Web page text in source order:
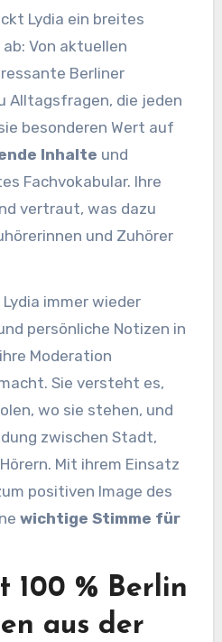
Lydia ein breites
Von aktuellen
Berliner
Alltagsfragen, die jeden
besonderen Wert auf
Inhalte und
Fachvokabular. Ihre
vertraut, was dazu
und Zuhörer
immer wieder
persönliche Notizen in
Moderation
Sie versteht es,
wo sie stehen, und
zwischen Stadt,
Mit ihrem Einsatz
positiven Image des
wichtige Stimme für
100 % Berlin
aus der